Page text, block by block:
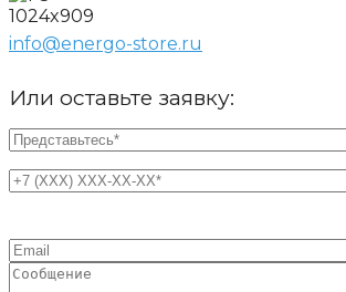
info@energo-store.ru
Или оставьте заявку: